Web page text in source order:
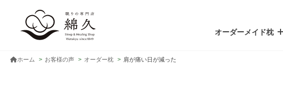
オーダーメイド枕
ホーム お客様の声 オーダー枕 肩が痛い日が減った